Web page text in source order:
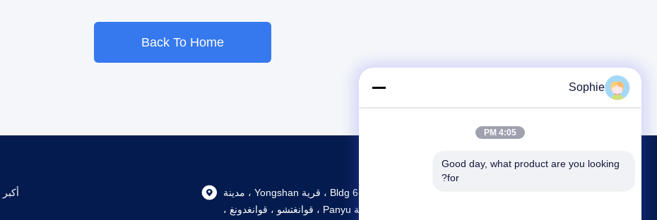
Back To Home
105، Bldg 6, 102 Nanlu ، قرية Yongshan ، مدينة
Shiqi ، منطقة Panyu ، قوانغتشو ، قوانغدونغ ،
Sophie
4:05 PM
Good day, what product are you looking
for?